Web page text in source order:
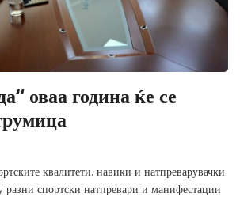
оваа година ќе се
квалитети, навики и натпреварувачки
разни спортски натпревари и манифестации